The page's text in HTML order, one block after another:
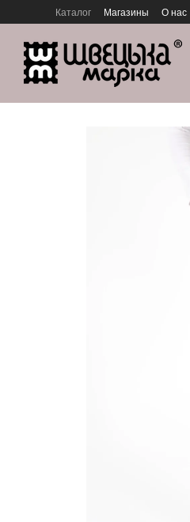
Перейти к основному контенту
Каталог Магазины О нас